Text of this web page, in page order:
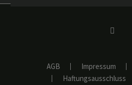
AGB Impressum
Haftungsausschluss